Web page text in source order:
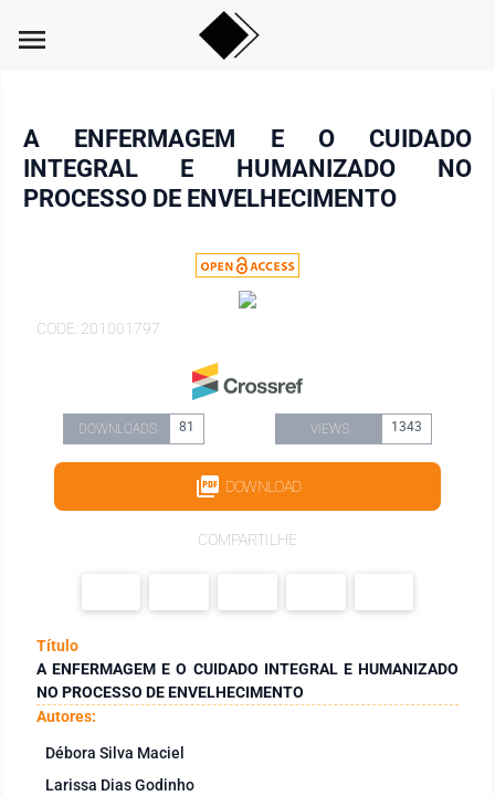
menu
A ENFERMAGEM E O CUIDADO
INTEGRAL E HUMANIZADO NO
PROCESSO DE ENVELHECIMENTO
CODE: 201001797
DOWNLOADS 81 VIEWS 1343
DOWNLOAD
COMPARTILHE
Título
A ENFERMAGEM E O CUIDADO INTEGRAL E HUMANIZADO
NO PROCESSO DE ENVELHECIMENTO
Autores:
Débora Silva Maciel
Larissa Dias Godinho